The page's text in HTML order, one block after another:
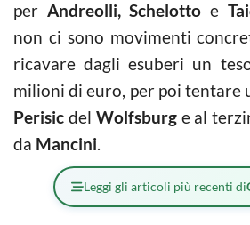
per Andreolli, Schelottoe
non ci sono movimenti
ricavare dagli esuberi un
milioni di euro, per poi tentare
Perisic del Wolfsburge al
da Mancini.
Leggi gli articoli più recenti di